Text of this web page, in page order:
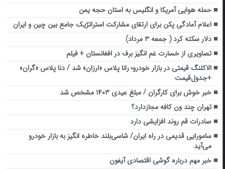
حمله هوایی آمریکا و انگلیس به استان حجه یمن
اعلام آمادگی پکن برای ارتقای مشارکت استراتژیک جامع بین چین و ایران
دلار سکته کرد ( جمعه ۳ مرداد)
تصاویری از خسارت‌ غم انگیز برف در افغانستان + فیلم
الاکلنگ قیمتی در بازار خودرو؛ رانا پلاس «ارزان» شد / دنا پلاس «گران»
+‌جدول‌قیمت
خبر خوش برای کارگران / مبلغ عیدی ۱۴۰۳ مشخص شد
تهران چند ون کافه مجازدارد؟
صادرات قم روند افزایشی دارد
سامورایی قدیمی در راه ایران/ شاسی‌بلند خاطره انگیز به بازار خودرو
می‌آید
خبر مهم درباره گوشی اقتصادی آیفون